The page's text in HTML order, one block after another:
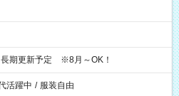
期更新予定 ※8月～OK！
活躍中 / 服装自由